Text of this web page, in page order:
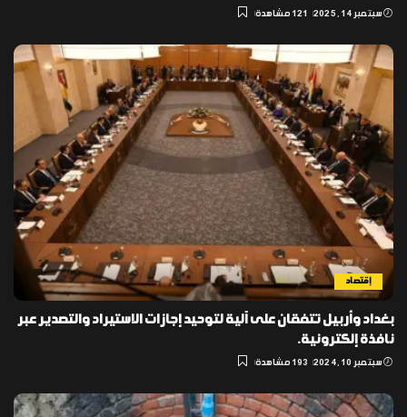
سبتمبر 14, 2025 121 مشاهدة
إقتصاد
بغداد وأربيل تتفقان على آلية لتوحيد إجازات الاستيراد والتصدير عبر
نافذة إلكترونية.
سبتمبر 10, 2024 193 مشاهدة